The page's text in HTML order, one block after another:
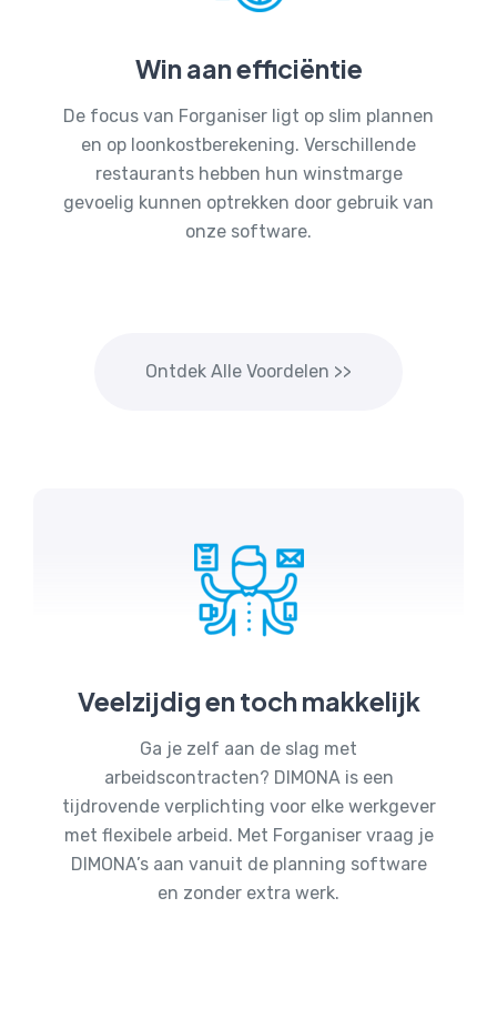
Win aan efficiëntie
De focus van Forganiser ligt op slim plannen
en op loonkostberekening. Verschillende
restaurants hebben hun winstmarge
gevoelig kunnen optrekken door gebruik van
onze software.
Ontdek Alle Voordelen >>
Veelzijdig en toch makkelijk
Ga je zelf aan de slag met
arbeidscontracten? DIMONA is een
tijdrovende verplichting voor elke werkgever
met flexibele arbeid. Met Forganiser vraag je
DIMONA’s aan vanuit de planning software
en zonder extra werk.